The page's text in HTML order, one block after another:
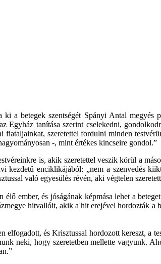
a betegek szentségét Spányi Antal
Egyház tanítása szerint cselekedni,
fiataljainkat, szeretettel fordulni minden
-, mint értékes kincseire gondol.”
is, akik szeretettel veszik körül a
kezdetű enciklikájából: „nem a szenvedés
való egyesülés révén, aki végtelen
ember, és jóságának képmása lehet a
hitvallóit, akik a hit erejével hordozták
és Krisztussal hordozott kereszt, a
neki, hogy szeretetben mellette vagyunk.